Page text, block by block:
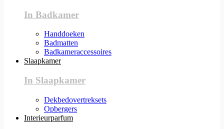
In Badkamer
Handdoeken
Badmatten
Badkameraccessoires
Slaapkamer
In Slaapkamer
Dekbedovertreksets
Opbergers
Interieurparfum